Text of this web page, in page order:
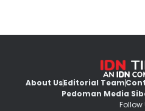
About UsEditorial Team
Pedoman Media
Follow